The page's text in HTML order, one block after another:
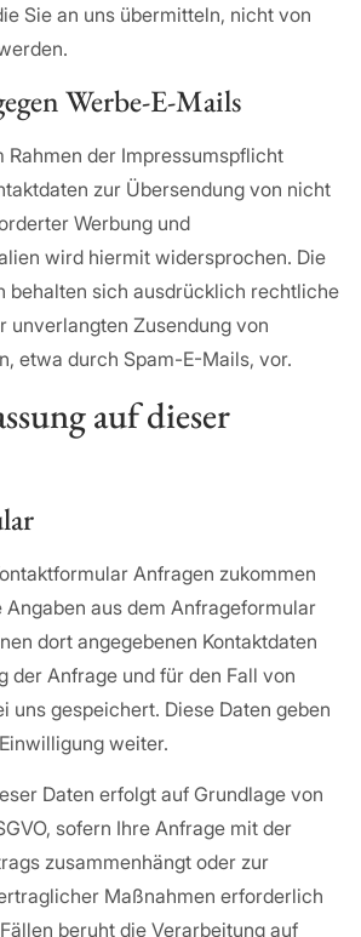
Sie an uns übermitteln, nicht von
Werbe-E-Mails
Rahmen der Impressumspflicht
zur Übersendung von nicht
Werbung und
wird hiermit widersprochen. Die
behalten sich ausdrücklich rechtliche
unverlangten Zusendung von
etwa durch Spam-E-Mails, vor.
auf dieser
Anfragen zukommen
Angaben aus dem Anfrageformular
dort angegebenen Kontaktdaten
der Anfrage und für den Fall von
uns gespeichert. Diese Daten geben
weiter.
Daten erfolgt auf Grundlage von
sofern Ihre Anfrage mit der
zusammenhängt oder zur
Maßnahmen erforderlich
beruht die Verarbeitung auf